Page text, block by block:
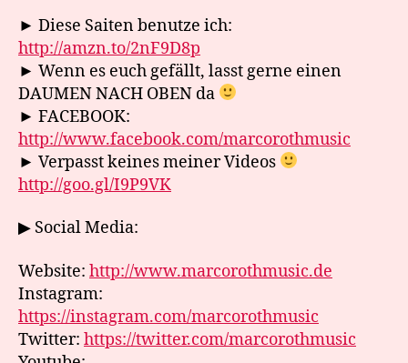
► Diese Saiten benutze ich:
http://amzn.to/2nF9D8p
► Wenn es euch gefällt, lasst gerne einen
DAUMEN NACH OBEN da
► FACEBOOK:
http://www.facebook.com/marcorothmusic
► Verpasst keines meiner Videos
http://goo.gl/I9P9VK
▶ Social Media:
Website: http://www.marcorothmusic.de
Instagram:
https://instagram.com/marcorothmusic
Twitter: https://twitter.com/marcorothmusic